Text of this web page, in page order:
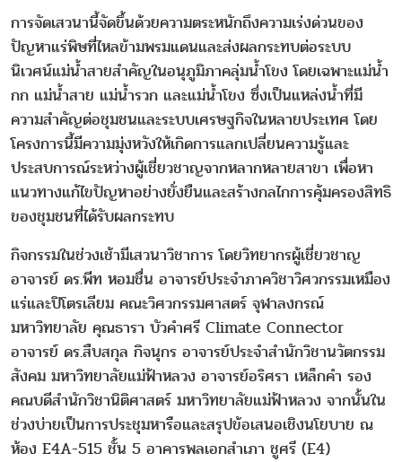
การจัดเสวนานี้จัดขึ้นด้วยความตระหนักถึงความเร่งด่วนของ
ปัญหาแร่พิษที่ไหลข้ามพรมแดนและส่งผลกระทบต่อระบบ
นิเวศน์แม่น้ำสายสำคัญในอนุภูมิภาคลุ่มน้ำโขง โดยเฉพาะแม่น้ำ
กก แม่น้ำสาย แม่น้ำรวก และแม่น้ำโขง ซึ่งเป็นแหล่งน้ำที่มี
ความสำคัญต่อชุมชนและระบบเศรษฐกิจในหลายประเทศ โดย
โครงการนี้มีความมุ่งหวังให้เกิดการแลกเปลี่ยนความรู้และ
ประสบการณ์ระหว่างผู้เชี่ยวชาญจากหลากหลายสาขา เพื่อหา
แนวทางแก้ไขปัญหาอย่างยั่งยืนและสร้างกลไกการคุ้มครองสิทธิ
ของชุมชนที่ได้รับผลกระทบ
กิจกรรมในช่วงเช้ามีเสวนาวิชาการ โดยวิทยากรผู้เชี่ยวชาญ
อาจารย์ ดร.พีท หอมชื่น อาจารย์ประจำภาควิชาวิศวกรรมเหมือง
แร่และปิโตรเลียม คณะวิศวกรรมศาสตร์ จุฬาลงกรณ์
มหาวิทยาลัย คุณธารา บัวคำศรี Climate Connector
อาจารย์ ดร.สืบสกุล กิจนุกร อาจารย์ประจำสำนักวิชานวัตกรรม
สังคม มหาวิทยาลัยแม่ฟ้าหลวง อาจารย์อริศรา เหล็กคำ รอง
คณบดีสำนักวิชานิติศาสตร์ มหาวิทยาลัยแม่ฟ้าหลวง จากนั้นใน
ช่วงบ่ายเป็นการประชุมหารือและสรุปข้อเสนอเชิงนโยบาย ณ
ห้อง E4A-515 ชั้น 5 อาคารพลเอกสำเภา ชูศรี (E4)